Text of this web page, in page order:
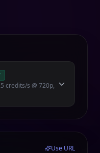
credits/s @ 720p,
Use URL